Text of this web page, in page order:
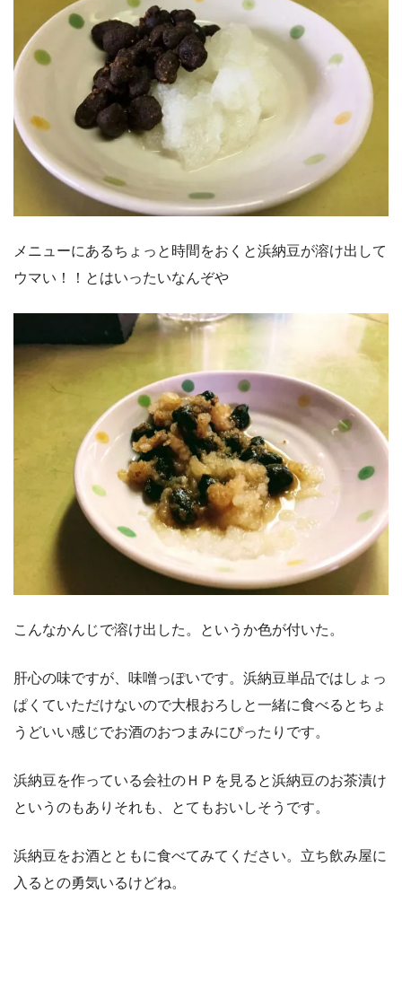
メニューにあるちょっと時間をおくと浜納豆が溶け出して
ウマい！！とはいったいなんぞや
こんなかんじで溶け出した。というか色が付いた。
肝心の味ですが、味噌っぽいです。浜納豆単品ではしょっ
ぱくていただけないので大根おろしと一緒に食べるとちょ
うどいい感じでお酒のおつまみにぴったりです。
浜納豆を作っている会社のＨＰを見ると浜納豆のお茶漬け
というのもありそれも、とてもおいしそうです。
浜納豆をお酒とともに食べてみてください。立ち飲み屋に
入るとの勇気いるけどね。